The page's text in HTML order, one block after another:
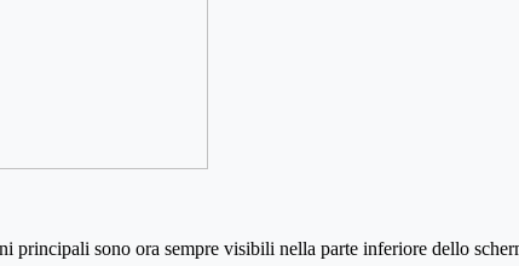
principali sono ora sempre visibili nella parte inferiore dello